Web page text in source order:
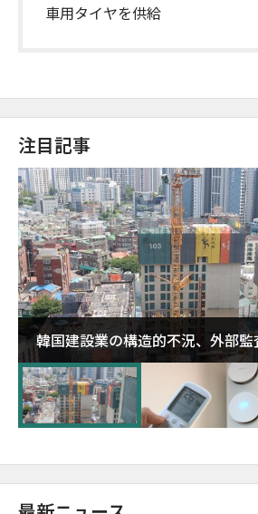
車用タイヤを供給
注目記事
韓国建設業の構造的不況、外部
超が「ゾンビ企業」に…5年で2.8